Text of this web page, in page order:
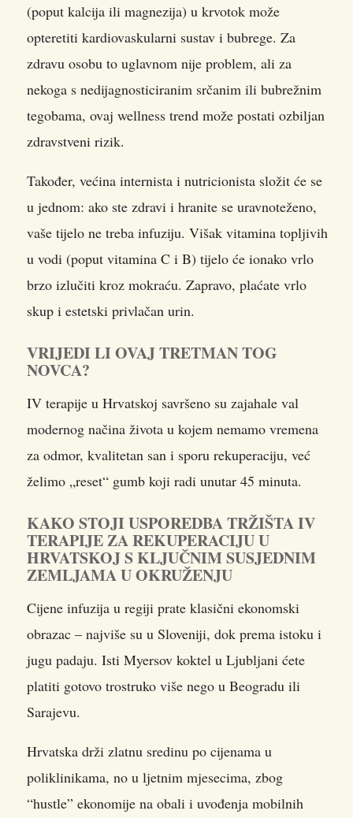
(poput kalcija ili magnezija) u krvotok može
opteretiti kardiovaskularni sustav i bubrege. Za
zdravu osobu to uglavnom nije problem, ali za
nekoga s nedijagnosticiranim srčanim ili bubrežnim
tegobama, ovaj wellness trend može postati ozbiljan
zdravstveni rizik.
Također, većina internista i nutricionista složit će se
u jednom: ako ste zdravi i hranite se uravnoteženo,
vaše tijelo ne treba infuziju. Višak vitamina topljivih
u vodi (poput vitamina C i B) tijelo će ionako vrlo
brzo izlučiti kroz mokraću. Zapravo, plaćate vrlo
skup i estetski privlačan urin.
VRIJEDI LI OVAJ TRETMAN TOG
NOVCA?
IV terapije u Hrvatskoj savršeno su zajahale val
modernog načina života u kojem nemamo vremena
za odmor, kvalitetan san i sporu rekuperaciju, već
želimo „reset“ gumb koji radi unutar 45 minuta.
KAKO STOJI USPOREDBA TRŽIŠTA IV
TERAPIJE ZA REKUPERACIJU U
HRVATSKOJ S KLJUČNIM SUSJEDNIM
ZEMLJAMA U OKRUŽENJU
Cijene infuzija u regiji prate klasični ekonomski
obrazac – najviše su u Sloveniji, dok prema istoku i
jugu padaju. Isti Myersov koktel u Ljubljani ćete
platiti gotovo trostruko više nego u Beogradu ili
Sarajevu.
Hrvatska drži zlatnu sredinu po cijenama u
poliklinikama, no u ljetnim mjesecima, zbog
“hustle” ekonomije na obali i uvođenja mobilnih